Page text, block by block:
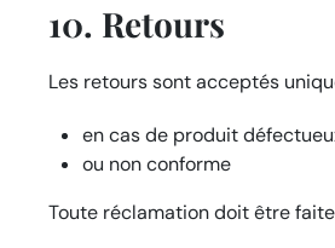
10. Retours
Les retours sont acceptés
en cas de produit
ou non conforme
Toute réclamation doit être